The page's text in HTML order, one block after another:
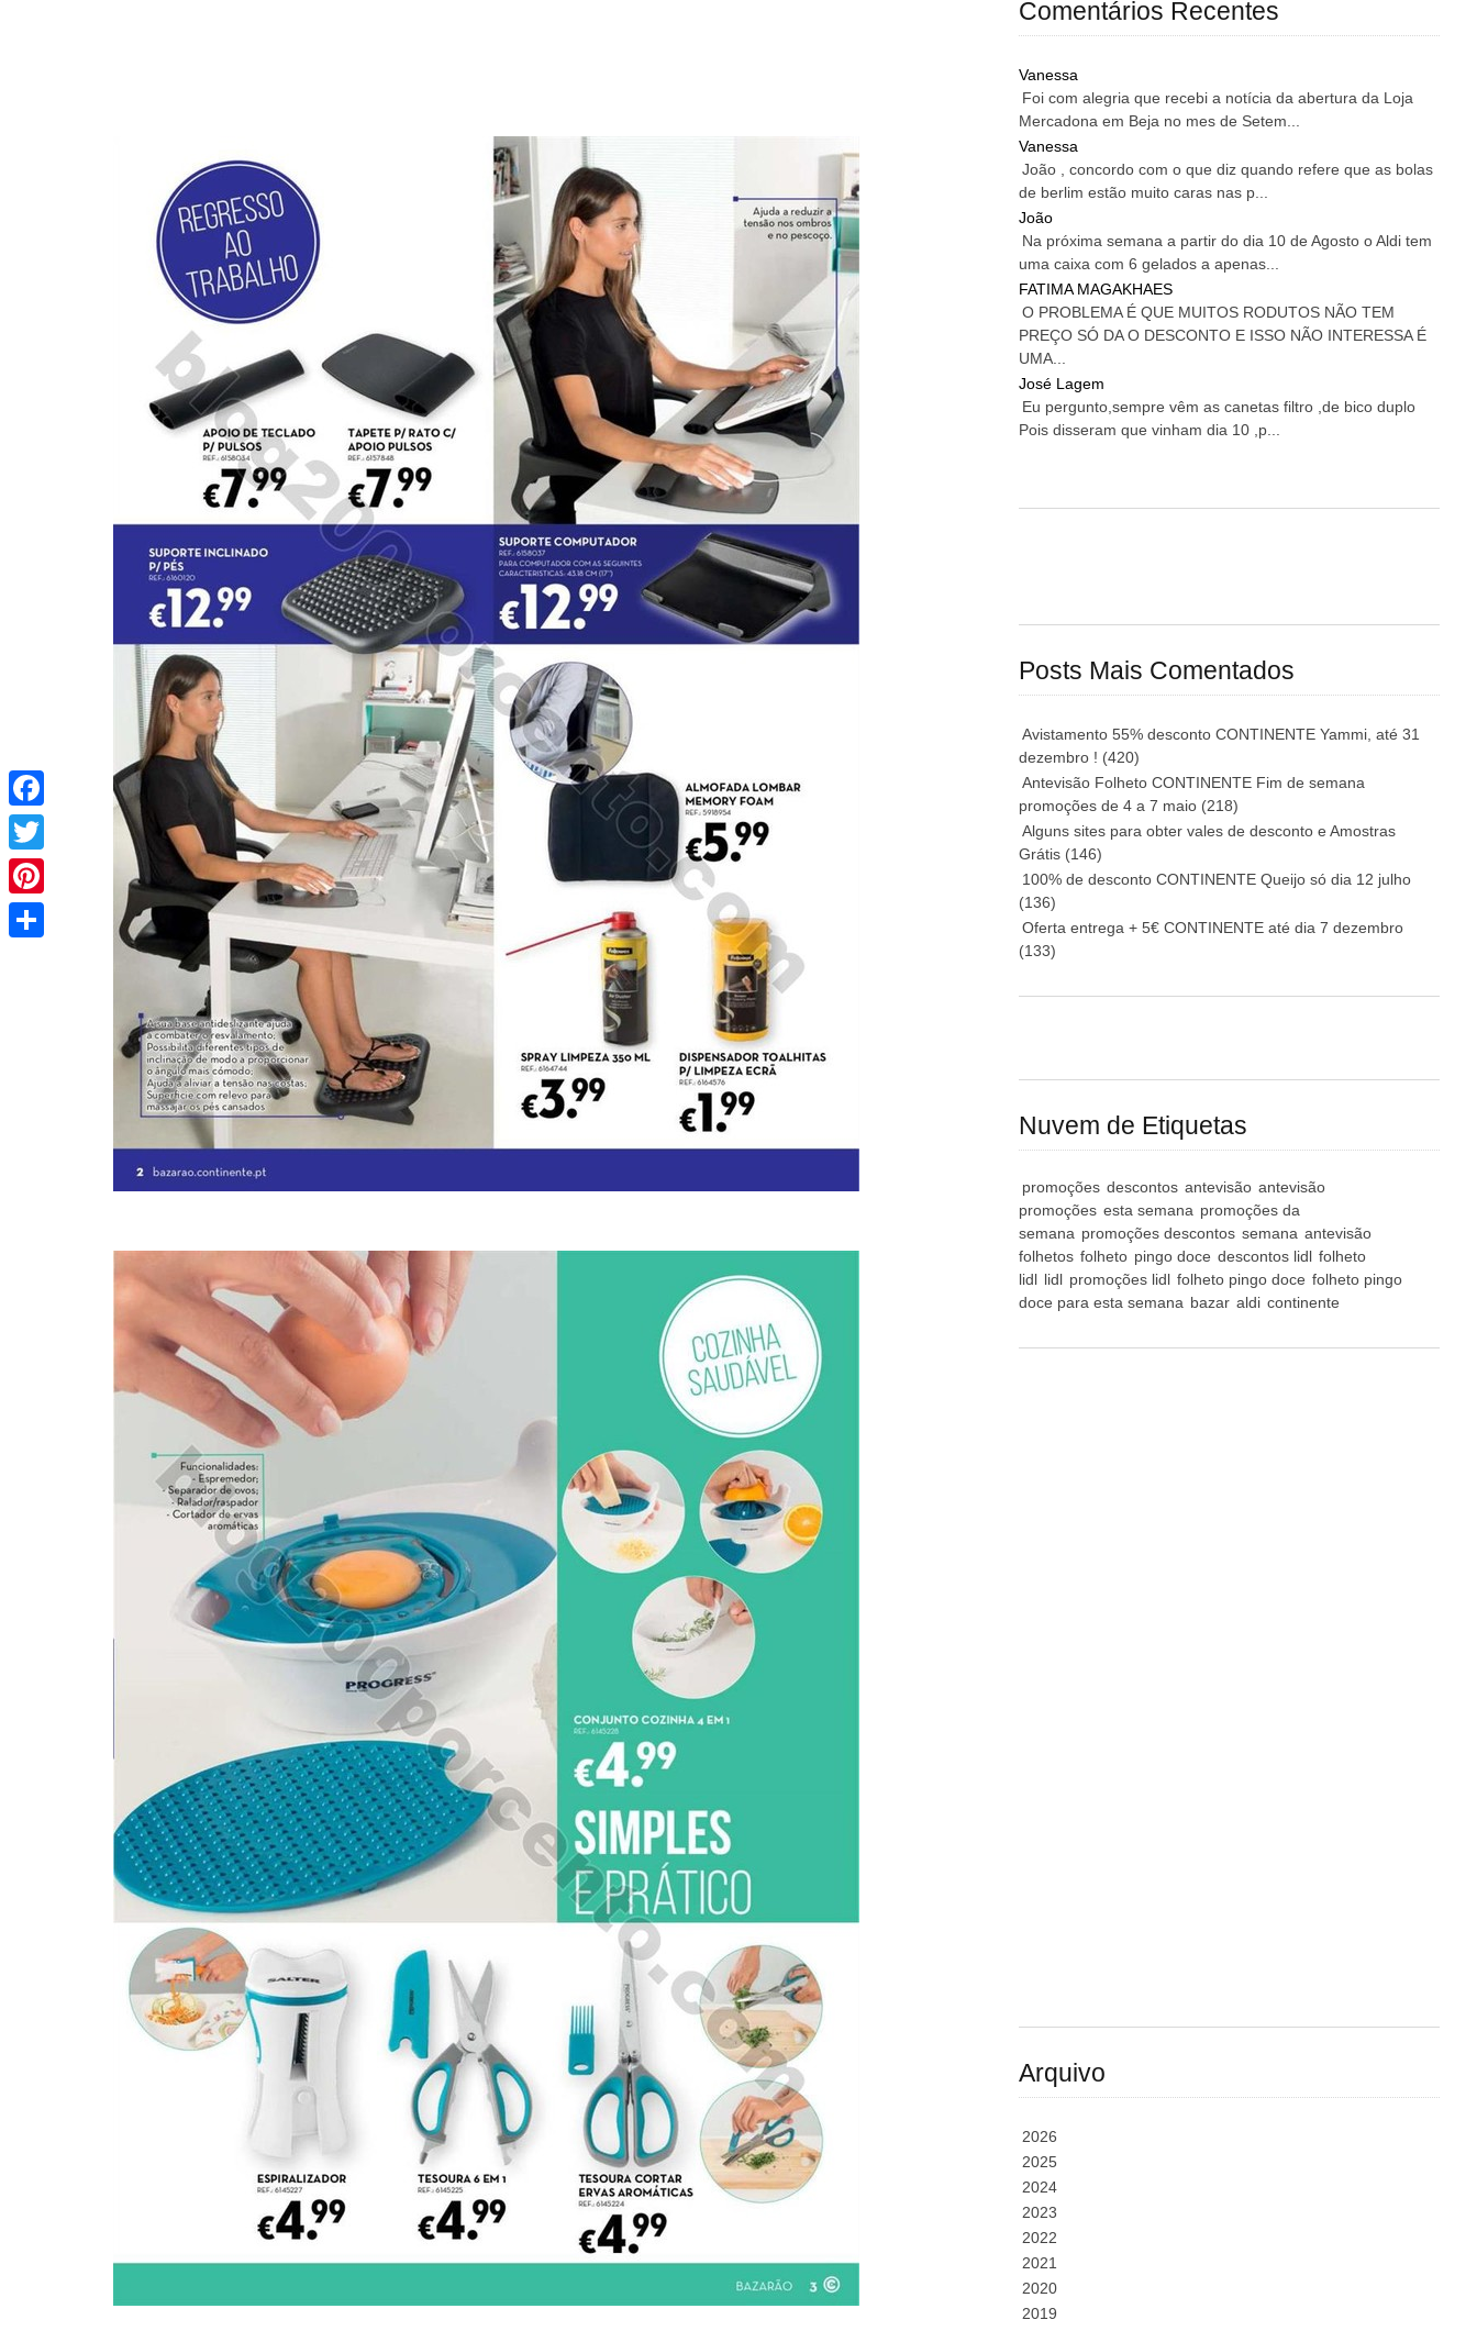
Comentários Recentes
Vanessa
Foi com alegria que recebi a notícia da abertura da Loja
Mercadona em Beja no mes de Setem...
Vanessa
João , concordo com o que diz quando refere que as bolas
de berlim estão muito caras nas p...
João
Na próxima semana a partir do dia 10 de Agosto o Aldi tem
uma caixa com 6 gelados a apenas...
FATIMA MAGAKHAES
O PROBLEMA É QUE MUITOS RODUTOS NÃO TEM
PREÇO SÓ DA O DESCONTO E ISSO NÃO INTERESSA É
UMA...
José Lagem
Eu pergunto,sempre vêm as canetas filtro ,de bico duplo
Pois disseram que vinham dia 10 ,p...
Posts Mais Comentados
Avistamento 55% desconto CONTINENTE Yammi, até 31
dezembro ! (420)
Antevisão Folheto CONTINENTE Fim de semana
promoções de 4 a 7 maio (218)
Alguns sites para obter vales de desconto e Amostras
Grátis (146)
100% de desconto CONTINENTE Queijo só dia 12 julho
(136)
Oferta entrega + 5€ CONTINENTE até dia 7 dezembro
(133)
Nuvem de Etiquetas
promoções descontos antevisão antevisão
promoções esta semana promoções da
semana promoções descontos semana antevisão
folhetos folheto pingo doce descontos lidl folheto
lidl lidl promoções lidl folheto pingo doce folheto pingo
doce para esta semana bazar aldi continente
Arquivo
2026
2025
2024
2023
2022
2021
2020
2019